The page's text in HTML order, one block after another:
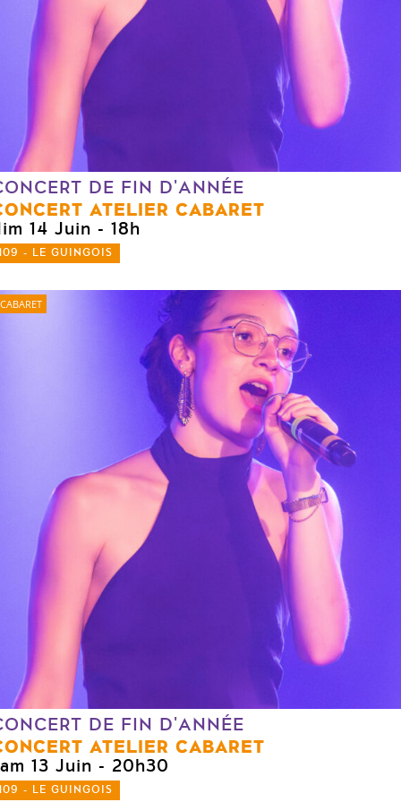
DE FIN D'ANNÉE
ATELIER CABARET
14 Juin - 18h
- LE GUINGOIS
CABARET
DE FIN D'ANNÉE
ATELIER CABARET
13 Juin - 20h30
- LE GUINGOIS